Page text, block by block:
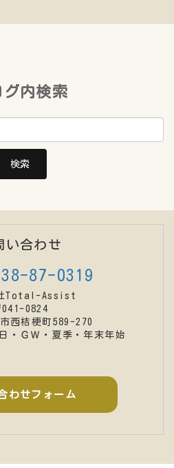
グ内検索
い合わせ
87-0319
Total-Assist
041-0824
西桔梗町589-270
・ＧＷ・夏季・年末年始
わせフォーム